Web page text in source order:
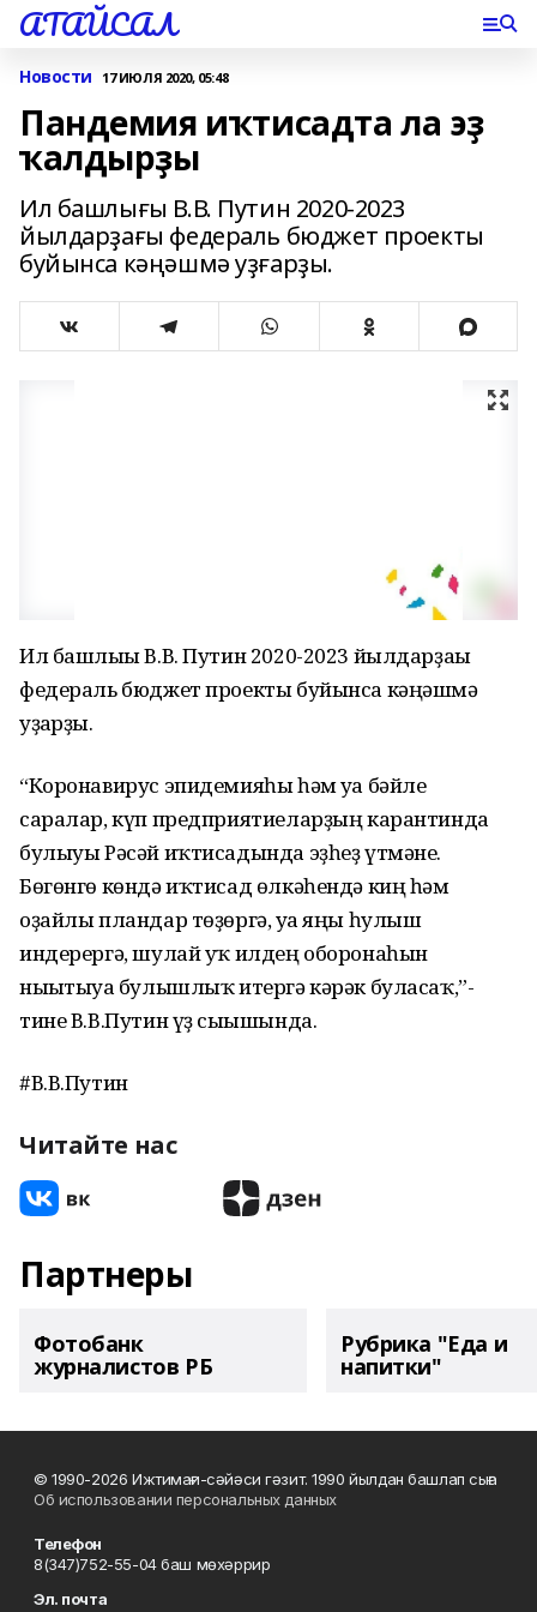
АТАЙСАЛ
Новости 17 ИЮЛЯ 2020, 05:48
Пандемия иҡтисадта ла эҙ
ҡалдырҙы
Ил башлығы В.В. Путин 2020-2023
йылдарҙағы федераль бюджет проекты
буйынса кәңәшмә уҙғарҙы.
Ил башлығы В.В. Путин 2020-2023 йылдарҙағы
федераль бюджет проекты буйынса кәңәшмә
уҙғарҙы.
“Коронавирус эпидемияһы һәм уға бәйле
саралар, күп предприятиеларҙың карантинда
булыуы Рәсәй иҡтисадында эҙһеҙ үтмәне.
Бөгөнгө көндә иҡтисад өлкәһендә киң һәм
оҙайлы пландар төҙөргә, уға яңы һулыш
индерергә, шулай уҡ илдең оборонаһын
нығытыуға булышлыҡ итергә кәрәк буласаҡ,”-
тине В.В.Путин үҙ сығышында.
#В.В.Путин
Читайте нас
Партнеры
Фотобанк
журналистов РБ
Рубрика "Еда и
напитки"
© 1990-2026 Ижтимағи-сәйәси гәзит. 1990 йылдан башлап сыға
Об использовании персональных данных
Телефон
8(347)752-55-04 баш мөхәррир
Эл. почта